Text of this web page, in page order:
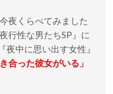
夜くらべてみました
行性な男たちSP』に
中に思い出す女性』
合った彼女がいる」